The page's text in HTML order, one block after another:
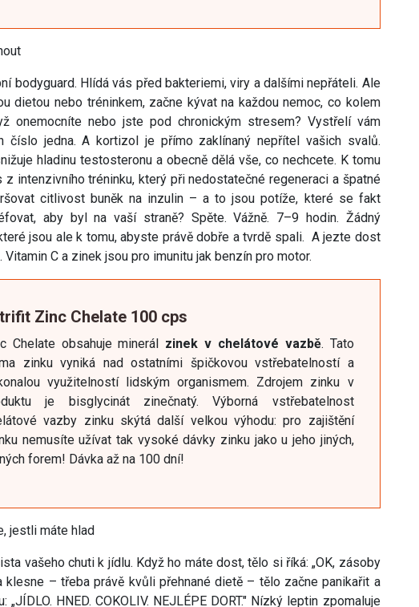
bodyguard. Hlídá vás před bakteriemi, viry a dalšími nepřáteli. Ale
dietou nebo tréninkem, začne kývat na každou nemoc, co kolem
onemocníte nebo jste pod chronickým stresem? Vystřelí vám
číslo jedna. A kortizol je přímo zaklínaný nepřítel vašich svalů.
hladinu testosteronu a obecně dělá vše, co nechcete. K tomu
intenzivního tréninku, který při nedostatečné regeneraci a špatné
citlivost buněk na inzulin – a to jsou potíže, které se fakt
aby byl na vaší straně? Spěte. Vážně. 7–9 hodin. Žádný
jsou ale k tomu, abyste právě dobře a tvrdě spali. A jezte dost
C a zinek jsou pro imunitu jak benzín pro motor.
Zinc Chelate 100 cps
Chelate obsahuje minerál zinek v chelátové vazbě. Tato
zinku vyniká nad ostatními špičkovou vstřebatelností a
využitelností lidským organismem. Zdrojem zinku v
je bisglycinát zinečnatý. Výborná vstřebatelnost
vazby zinku skýtá další velkou výhodu: pro zajištění
nemusíte užívat tak vysoké dávky zinku jako u jeho jiných,
forem! Dávka až na 100 dní!
jestli máte hlad
vašeho chuti k jídlu. Když ho máte dost, tělo si říká: „OK, zásoby
klesne – třeba právě kvůli přehnané dietě – tělo začne panikařit a
HNED. COKOLIV. NEJLÉPE DORT." Nízký leptin zpomaluje